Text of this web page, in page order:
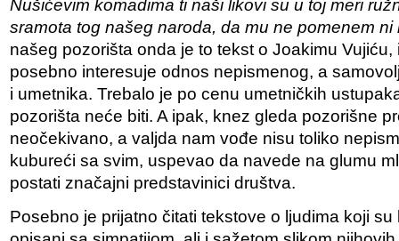
Nušićevim komadima ti naši likovi su u toj meri
sramota tog našeg naroda, da mu ne pomenem
našeg pozorišta onda je to tekst o Joakimu Vujiću,
posebno interesuje odnos nepismenog, a
i umetnika. Trebalo je po cenu umetničkih
pozorišta neće biti. A ipak, knez gleda pozorišne
neočekivano, a valjda nam vođe nisu toliko
kubureći sa svim, uspevao da navede na glumu
postati značajni predstavinici društva.
Posebno je prijatno čitati tekstove o ljudima koji su